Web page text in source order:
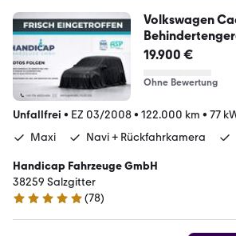
Volkswagen
19.900 €
Ohne Bewertung
Unfallfrei • EZ 03/2008• 122.000 km • 77
Maxi
Navi + Rückfahrkamera
Handicap Fahrzeuge GmbH
38259 Salzgitter
5 Sterne
(78)